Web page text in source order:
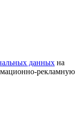
данных на
рекламную